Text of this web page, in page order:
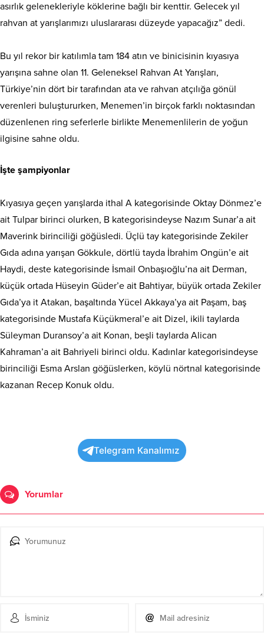
asırlık gelenekleriyle köklerine bağlı bir kenttir. Gelecek yıl
rahvan at yarışlarımızı uluslararası düzeyde yapacağız” dedi.
Bu yıl rekor bir katılımla tam 184 atın ve binicisinin kıyasıya
yarışına sahne olan 11. Geleneksel Rahvan At Yarışları,
Türkiye’nin dört bir tarafından ata ve rahvan atçılığa gönül
verenleri buluştururken, Menemen’in birçok farklı noktasından
düzenlenen ring seferlerle birlikte Menemenlilerin de yoğun
ilgisine sahne oldu.
İşte şampiyonlar
Kıyasıya geçen yarışlarda ithal A kategorisinde Oktay Dönmez’e
ait Tulpar birinci olurken, B kategorisindeyse Nazım Sunar’a ait
Maverink birinciliği göğüsledi. Üçlü tay kategorisinde Zekiler
Gıda adına yarışan Gökkule, dörtlü tayda İbrahim Ongün’e ait
Haydi, deste kategorisinde İsmail Onbaşıoğlu’na ait Derman,
küçük ortada Hüseyin Güder’e ait Bahtiyar, büyük ortada Zekiler
Gıda’ya it Atakan, başaltında Yücel Akkaya’ya ait Paşam, baş
kategorisinde Mustafa Küçükmeral’e ait Dizel, ikili taylarda
Süleyman Duransoy’a ait Konan, beşli taylarda Alican
Kahraman’a ait Bahriyeli birinci oldu. Kadınlar kategorisindeyse
birinciliği Esma Arslan göğüslerken, köylü nörtnal kategorisinde
kazanan Recep Konuk oldu.
Telegram Kanalımız
Yorumlar